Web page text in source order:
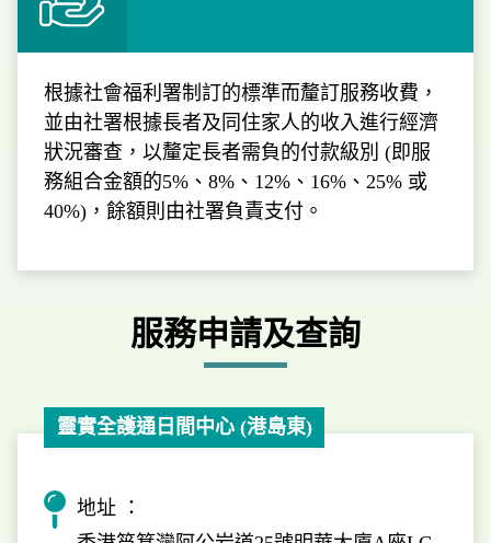
根據社會福利署制訂的標準而釐訂服務收費，
並由社署根據長者及同住家人的收入進行經濟
狀況審查，以釐定長者需負的付款級別 (即服
務組合金額的5%、8%、12%、16%、25% 或
40%)，餘額則由社署負責支付。
服務申請及查詢
靈實全護通日間中心 (港島東)
地址 ：